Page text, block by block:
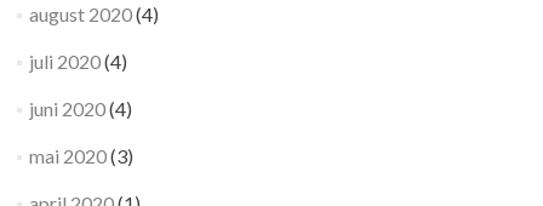
august 2020(4)
juli 2020(4)
juni 2020(4)
mai 2020(3)